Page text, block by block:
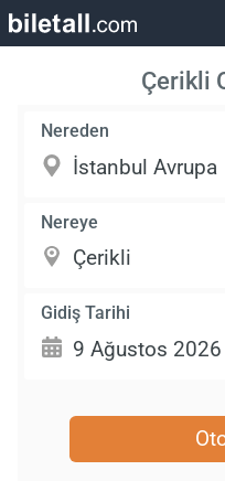
Çerikli
Nereden
Nereye
Gidiş Tarihi